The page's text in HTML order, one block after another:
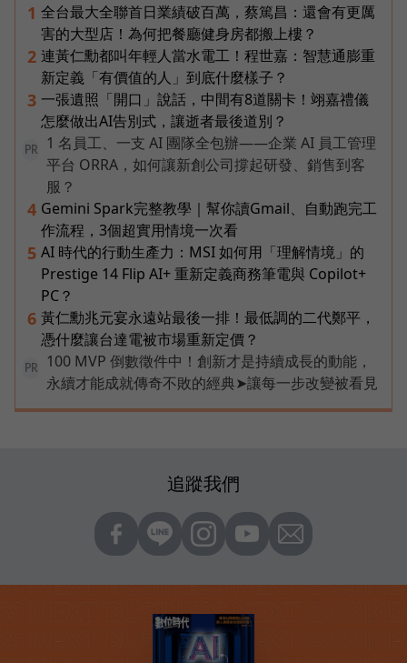
1 全台最大全聯首日業績破百萬，蔡篤昌：還會有更厲
害的大型店！為何把餐廳健身房都搬上樓？
2 連黃仁勳都叫年輕人當水電工！程世嘉：智慧通膨重
新定義「有價值的人」到底什麼樣子？
3 一張遺照「開口」說話，中間有8道關卡！翊嘉禮儀
怎麼做出AI告別式，讓逝者最後道別？
PR
1 名員工、一支 AI 團隊全包辦——企業 AI 員工管理
平台 ORRA，如何讓新創公司撐起研發、銷售到客
服？
4 Gemini Spark完整教學｜幫你讀Gmail、自動跑完工
作流程，3個超實用情境一次看
5 AI 時代的行動生產力：MSI 如何用「理解情境」的
Prestige 14 Flip AI+ 重新定義商務筆電與 Copilot+
PC？
6 黃仁勳兆元宴永遠站最後一排！最低調的二代鄭平，
憑什麼讓台達電被市場重新定價？
PR
100 MVP 倒數徵件中！創新才是持續成長的動能，
永續才能成就傳奇不敗的經典➤讓每一步改變被看見
追蹤我們